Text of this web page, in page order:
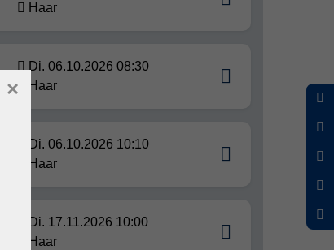
Haar
Di. 06.10.2026 08:30
Haar
Di. 06.10.2026 10:10
Haar
Di. 17.11.2026 10:00
Haar
×